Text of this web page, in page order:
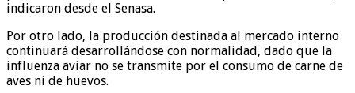
indicaron desde el Senasa.
Por otro lado, la producción destinada al mercado interno
continuará desarrollándose con normalidad, dado que la
influenza aviar no se transmite por el consumo de carne de
aves ni de huevos.